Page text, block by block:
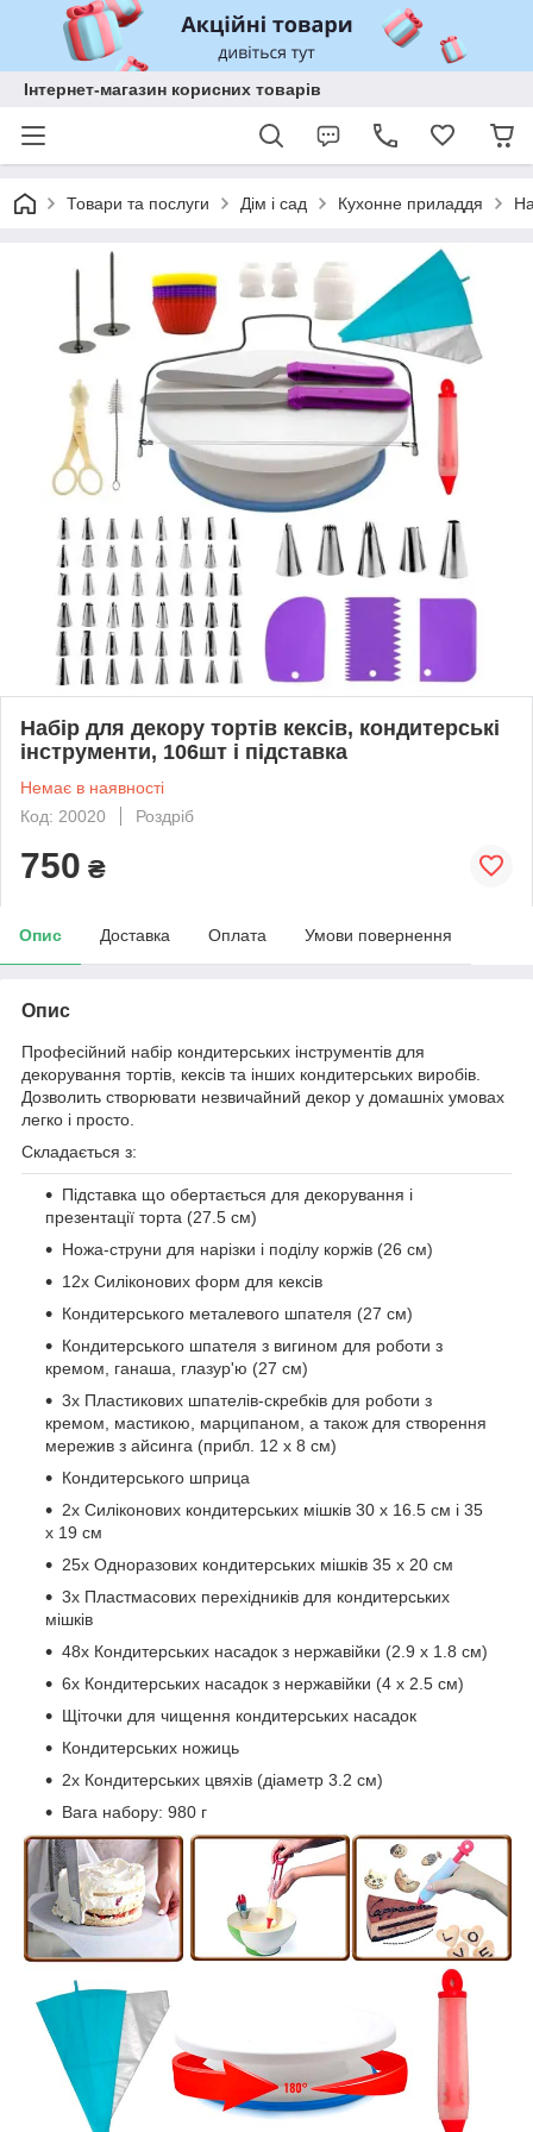
Інтернет-магазин корисних товарів
Товари та послуги Дім і сад Кухонне приладдя
Набір для декору тортів кексів, кондитерські
інструменти, 106шт і підставка
Немає в наявності
Код: 20020
Роздріб
750 ₴
Опис Доставка Оплата Умови повернення
Опис
Професійний набір кондитерських інструментів для
декорування тортів, кексів та інших кондитерських виробів.
Дозволить створювати незвичайний декор у домашніх умовах
легко і просто.
Складається з:
Підставка що обертається для декорування і
презентації торта (27.5 см)
Ножа-струни для нарізки і поділу коржів (26 см)
12х Силіконових форм для кексів
Кондитерського металевого шпателя (27 см)
Кондитерського шпателя з вигином для роботи з
кремом, ганаша, глазур'ю (27 см)
3х Пластикових шпателів-скребків для роботи з
кремом, мастикою, марципаном, а також для створення
мережив з айсинга (прибл. 12 х 8 см)
Кондитерського шприца
2х Силіконових кондитерських мішків 30 х 16.5 см і 35
х 19 см
25х Одноразових кондитерських мішків 35 х 20 см
3х Пластмасових перехідників для кондитерських
мішків
48х Кондитерських насадок з нержавійки (2.9 х 1.8 см)
6х Кондитерських насадок з нержавійки (4 х 2.5 см)
Щіточки для чищення кондитерських насадок
Кондитерських ножиць
2х Кондитерських цвяхів (діаметр 3.2 см)
Вага набору: 980 г